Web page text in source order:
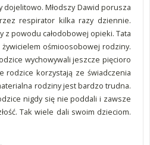
Młodszy Dawid porusza
respirator kilka razy dziennie.
z powodu całodobowej opieki. Tata
żywicielem ośmioosobowej rodziny.
wychowywali jeszcze pięcioro
rodzice korzystają ze świadczenia
rodziny jest bardzo trudna.
nigdy się nie poddali i zawsze
Tak wiele dali swoim dzieciom.